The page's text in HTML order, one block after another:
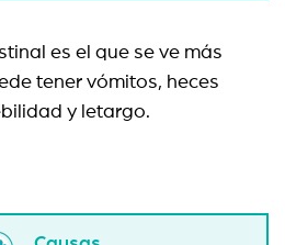
es el que se ve más
tener vómitos, heces
y letargo.